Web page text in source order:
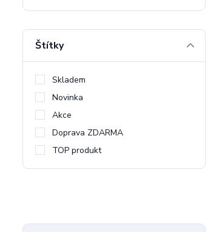
Štítky
Skladem
Novinka
Akce
Doprava ZDARMA
TOP produkt